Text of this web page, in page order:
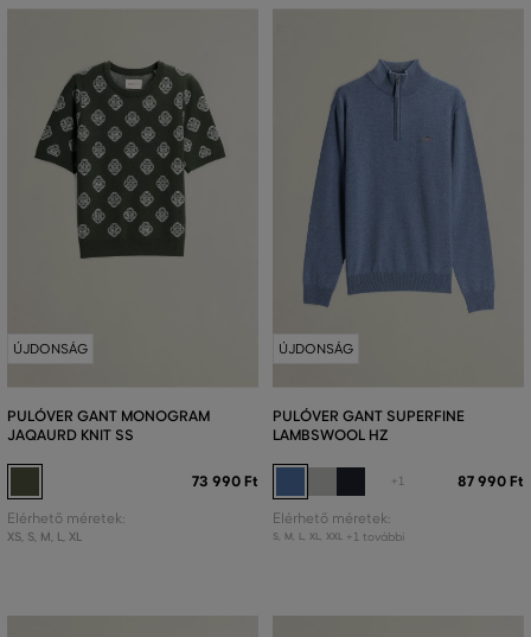
ÚJDONSÁG
PULÓVER GANT MONOGRAM
JAQAURD KNIT SS
73 990 Ft
Elérhető méretek:
XS, S, M L XL
ÚJDONSÁG
PULÓVER GANT SUPERFINE
LAMBSWOOL HZ
+1 87 990 Ft
Elérhető méretek:
S, M L, XL, XXL +1 további